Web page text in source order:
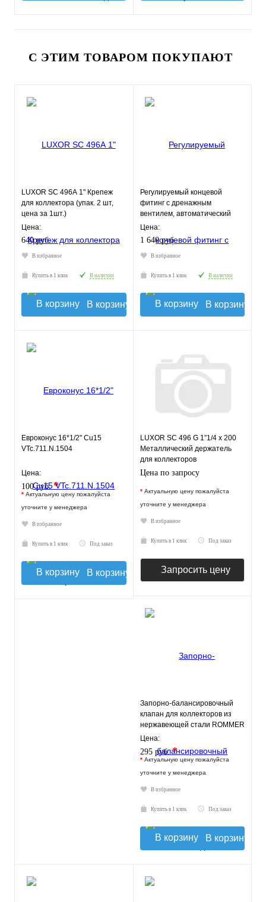
С ЭТИМ ТОВАРОМ ПОКУПАЮТ
LUXOR SС 496А 1" Крепеж
для коллектора (упак. 2 шт,
цена за 1шт.)
Цена:
640 руб.
В избранное
Купить в 1 клик В наличии
В корзину
Регулируемый концевой
фитинг с дренажным
вентилем, автоматический
воздухоотводчик 1 ROMMER
Цена:
1 640 руб.
В избранное
Купить в 1 клик В наличии
В корзину
Евроконус 16*1/2" Cu15
VTc.711.N.1504
Цена:
100 руб.*
* Актуальную цену пожалуйста
уточните у менеджера
В избранное
Купить в 1 клик Под заказ
В корзину
LUXOR SC 496 G 1”1/4 x 200
Металлический держатель
для коллекторов
Цена по запросу
* Актуальную цену пожалуйста
уточните у менеджера
В избранное
Купить в 1 клик Под заказ
Запросить цену
Запорно-балансировочный
клапан для коллекторов из
нержавеющей стали ROMMER
Цена:
295 руб.*
* Актуальную цену пожалуйста
уточните у менеджера
В избранное
Купить в 1 клик Под заказ
В корзину